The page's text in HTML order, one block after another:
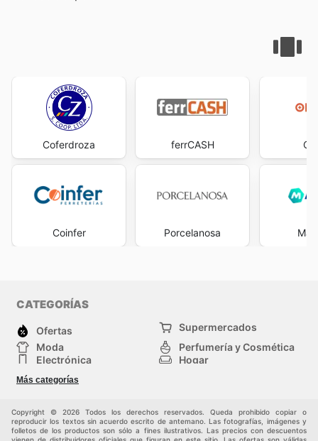
Coferdroza
Coinfer
ferrCASH
Porcelanosa
CATEGORÍAS
Ofertas
Supermercados
Moda
Perfumería y Cosmética
Electrónica
Hogar
Deporte
Juguetes y bebés
Más categorías
Copyright © 2026 Todos los derechos reservados. Queda prohibido copiar o
reproducir los textos sin acuerdo escrito de antemano. Las fotografías, imágenes y
folletos de los productos son sólo a fines ilustrativos. Las precios con descuentos